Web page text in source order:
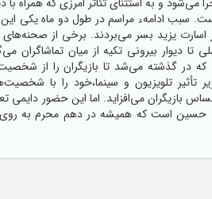
سبب ادامهء مراسم در طول دو ماه یکی
یزید بسر می‌بردند. برخی از صحنه‌های
دیوار بیرونی تکیه از میان تماشاگران
که در گذشته می‌شد تا بازیگران‌ را از
تلویزیون و سینما،خود را با
بازیگران می‌افزاید. اما این حضور دایمی
حسین است که همیشه در دهم محرم به